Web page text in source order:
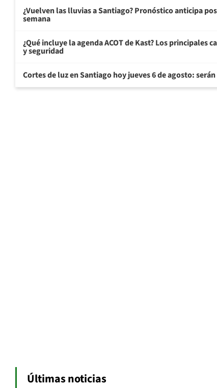
¿Vuelven las lluvias a Santiago? Pronóstico anticipa
semana
¿Qué incluye la agenda ACOT de Kast? Los principales
y seguridad
Cortes de luz en Santiago hoy jueves 6 de agosto:
Últimas noticias